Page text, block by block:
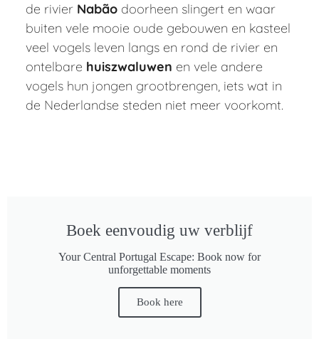
de rivier Nabãodoorheen slingert en waar
buiten vele mooie oude gebouwen en kasteel
veel vogels leven langs en rond de rivier en
ontelbare huiszwaluwen en vele andere
vogels hun jongen grootbrengen, iets wat in
de Nederlandse steden niet meer voorkomt.
Boek eenvoudig uw verblijf
Your Central Portugal Escape: Book now for
unforgettable moments
Book here